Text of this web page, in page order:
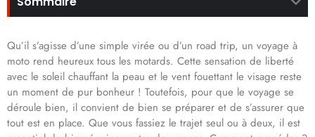
Qu’il s’agisse d’une simple virée ou d’un road trip, un voyage à
moto rend heureux tous les motards. Cette sensation de liberté
avec le soleil chauffant la peau et le vent fouettant le visage reste
un moment de pur bonheur ! Toutefois, pour que le voyage se
déroule bien, il convient de bien se préparer et de s’assurer que
tout est en place. Que vous fassiez le trajet seul ou à deux, il est